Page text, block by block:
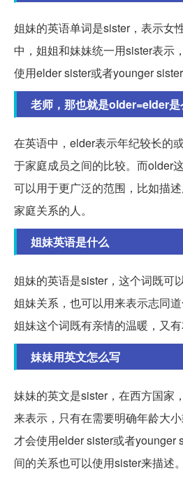
姐妹的英语单词是sister，表示女
中，姐姐和妹妹统一用sister表示
使用elder sister或者younger sister
老师，那也就是older=elder是
在英语中，elder表示年纪较长的
于家庭成员之间的比较。而older
可以用于更广泛的范围，比如描
家庭关系的人。
姐妹英语是什么
姐妹的英语是sister，这个词既可
姐妹关系，也可以用来表示志同道
姐妹这个词既有亲情的温暖，又有
妹妹用英文怎么写
妹妹的英文是sister，在西方国家
来表示，只有在需要明确年龄大
才会使用elder sister或者younger
间的关系也可以使用sister来描述。